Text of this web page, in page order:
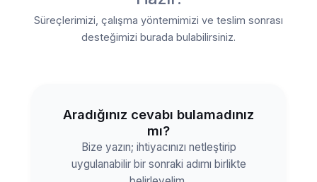
Süreçlerimizi, çalışma yöntemimizi ve teslim sonrası
desteğimizi burada bulabilirsiniz.
Aradığınız cevabı bulamadınız
mı?
Bize yazın; ihtiyacınızı netleştirip
uygulanabilir bir sonraki adımı birlikte